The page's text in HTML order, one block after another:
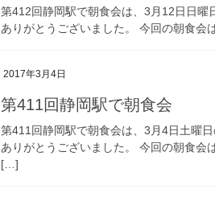
第412回静岡駅で朝食会は、3月12日日曜
ありがとうございました。 今回の朝食
2017年3月4日
第411回静岡駅で朝食会
第411回静岡駅で朝食会は、3月4日土曜
ありがとうございました。 今回の朝食会
[…]